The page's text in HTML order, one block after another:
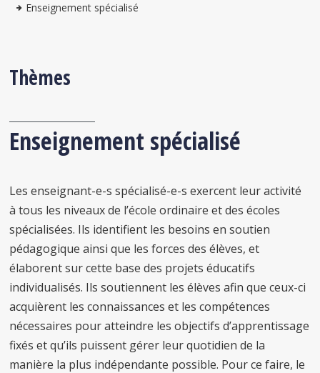
Enseignement spécialisé
Thèmes
Enseignement spécialisé
Les enseignant-e-s spécialisé-e-s exercent leur activité
à tous les niveaux de l’école ordinaire et des écoles
spécialisées. Ils identifient les besoins en soutien
pédagogique ainsi que les forces des élèves, et
élaborent sur cette base des projets éducatifs
individualisés. Ils soutiennent les élèves afin que ceux-ci
acquièrent les connaissances et les compétences
nécessaires pour atteindre les objectifs d’apprentissage
fixés et qu’ils puissent gérer leur quotidien de la
manière la plus indépendante possible. Pour ce faire, le